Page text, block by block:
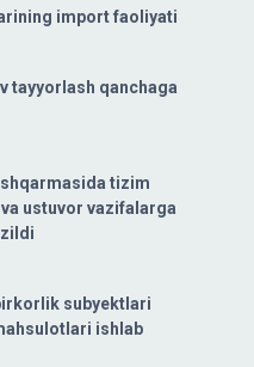
import faoliyati
tayyorlash qanchaga
tizim
ustuvor vazifalarga
subyektlari
ishlab